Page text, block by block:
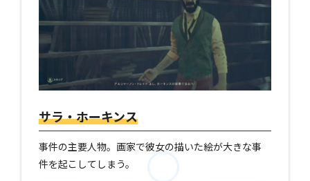
サラ・ホーキンス
事件の主要人物。画家で彼女の描いた絵が大きな事
件を起こしてしまう。